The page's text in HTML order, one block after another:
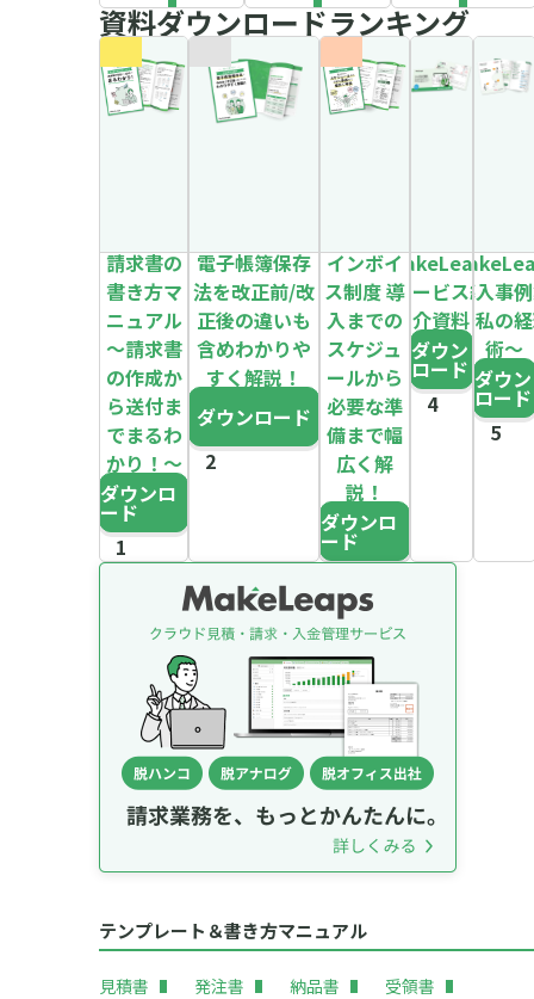
資料ダウンロードランキング
請求書の
書き方マ
ニュアル
～請求書
の作成か
ら送付ま
でまるわ
かり！～
ダウンロ
ード
電子帳簿保存
法を改正前/改
正後の違いも
含めわかりや
すく解説！
ダウンロード
インボイ
ス制度 導
入までの
スケジュ
ールから
必要な準
備まで幅
広く解
説！
ダウンロ
ード
MakeLeaps
サービス紹
介資料
ダウン
ロード
導入事
～私の
術～
ダウン
ロード
テンプレート＆書き方マニュアル
見積書 発注書 納品書
受領書